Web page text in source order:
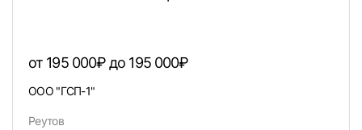
от 195 000₽ до 195 000₽
ООО "ГСП-1"
Реутов